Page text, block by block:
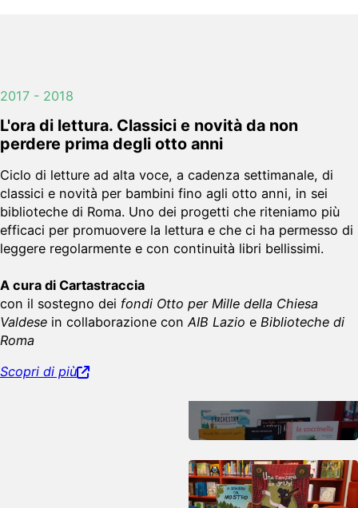
L'ora di lettura. Classici e novità da non
perdere prima degli otto anni
2017 - 2018
Ciclo di letture ad alta voce, a cadenza settimanale, di
classici e novità per bambini fino agli otto anni, in sei
biblioteche di Roma. Uno dei progetti che riteniamo più
efficaci per promuovere la lettura e che ci ha permesso di
leggere regolarmente e con continuità libri bellissimi.
A cura di Cartastraccia
con il sostegno dei fondi Otto per Mille della Chiesa
Valdese in collaborazione con AIB Lazio e Biblioteche di
Roma
Scopri di più